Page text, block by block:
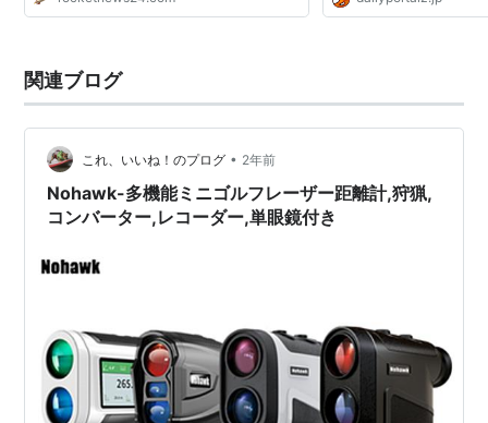
関連ブログ
これ、いいね！のプログ • 2年前
Nohawk-多機能ミニゴルフレーザー距離計,狩猟,
コンバーター,レコーダー,単眼鏡付き